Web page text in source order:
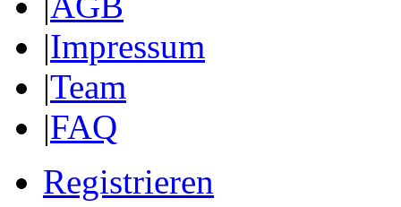
|Impressum
|Team
|FAQ
Registrieren